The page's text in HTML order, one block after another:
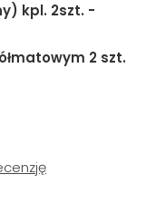
kpl. 2szt. -
2 szt.